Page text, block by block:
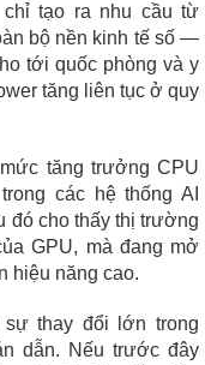
tạo ra nhu cầu từ
bộ nền kinh tế số —
tới quốc phòng và y
tăng liên tục ở quy
tăng trưởng CPU
các hệ thống AI
đó cho thấy thị trường
GPU, mà đang mở
hiệu năng cao.
thay đổi lớn trong
dẫn. Nếu trước đây